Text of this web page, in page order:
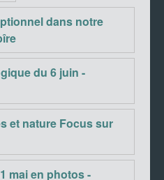
dans notre
du 6 juin -
et nature Focus sur
mai en photos -